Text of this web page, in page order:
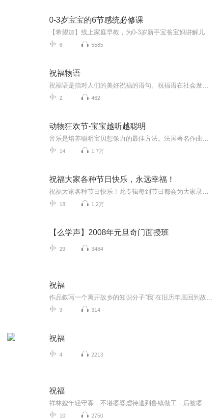
0-3岁宝宝的6节感统必修课
6 5585
祝福物语
2 462
动物狂欢节-宝宝越听越聪明
14 1.7万
祝福大家各种节日快乐，永远幸福！
18 1.2万
【么学声】2008年元旦奇门面授班
29 3484
祝福
9 314
祝福
4 2213
祝福
10 2750